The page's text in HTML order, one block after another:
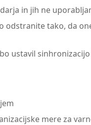
in jih ne
odstranite tako, da
ustavil
mere za